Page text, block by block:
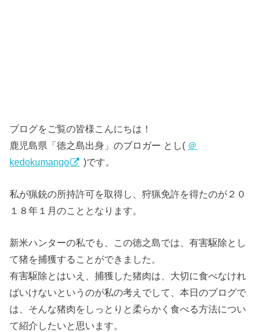
ブログをご覧の皆様こんにちは！
鹿児島県「徳之島出身」のブロガー とし( ＠
kedokumango
)です。
私が猟銃の所持許可を取得し、狩猟免許を得たのが２０
１８年１月のこととなります。
新米ハンターの私でも、この徳之島では、有害駆除とし
て猪を捕獲することができました。
有害駆除とはいえ、捕獲した猪肉は、大切に食べなけれ
ばいけないというのが私の考えでして、本日のブログで
は、そんな猪肉をしっとりと柔らかく食べる方法につい
て紹介したいと思います。